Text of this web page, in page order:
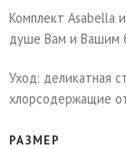
Комплект Asabella
душе Вам и Вашим
Уход: деликатная
хлорсодержащие
РАЗМЕР